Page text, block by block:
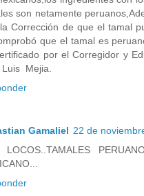
son netamente
Corrección de que el tamal
que el tamal es
por el Corregidor y
Mejia.
Gamaliel 22 de
LOCOS..TAMALES